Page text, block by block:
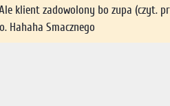
klient zadowolony bo zupa (czyt.
Hahaha Smacznego